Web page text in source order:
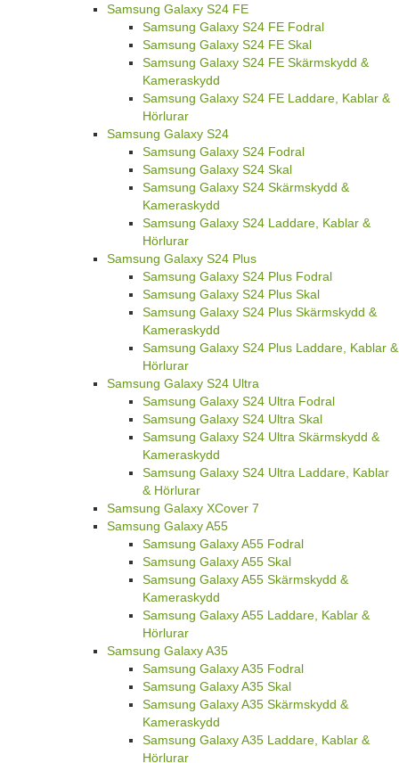
Samsung Galaxy S24 FE
Samsung Galaxy S24 FE Fodral
Samsung Galaxy S24 FE Skal
Samsung Galaxy S24 FE Skärmskydd &
Kameraskydd
Samsung Galaxy S24 FE Laddare, Kablar &
Hörlurar
Samsung Galaxy S24
Samsung Galaxy S24 Fodral
Samsung Galaxy S24 Skal
Samsung Galaxy S24 Skärmskydd &
Kameraskydd
Samsung Galaxy S24 Laddare, Kablar &
Hörlurar
Samsung Galaxy S24 Plus
Samsung Galaxy S24 Plus Fodral
Samsung Galaxy S24 Plus Skal
Samsung Galaxy S24 Plus Skärmskydd &
Kameraskydd
Samsung Galaxy S24 Plus Laddare, Kablar &
Hörlurar
Samsung Galaxy S24 Ultra
Samsung Galaxy S24 Ultra Fodral
Samsung Galaxy S24 Ultra Skal
Samsung Galaxy S24 Ultra Skärmskydd &
Kameraskydd
Samsung Galaxy S24 Ultra Laddare, Kablar
& Hörlurar
Samsung Galaxy XCover 7
Samsung Galaxy A55
Samsung Galaxy A55 Fodral
Samsung Galaxy A55 Skal
Samsung Galaxy A55 Skärmskydd &
Kameraskydd
Samsung Galaxy A55 Laddare, Kablar &
Hörlurar
Samsung Galaxy A35
Samsung Galaxy A35 Fodral
Samsung Galaxy A35 Skal
Samsung Galaxy A35 Skärmskydd &
Kameraskydd
Samsung Galaxy A35 Laddare, Kablar &
Hörlurar